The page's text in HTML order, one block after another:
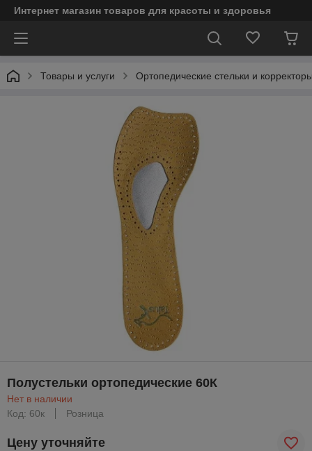
Интернет магазин товаров для красоты и здоровья
Товары и услуги Ортопедические стельки и
Полустельки ортопедические 60К
Нет в наличии
Код: 60к
Розница
Цену уточняйте